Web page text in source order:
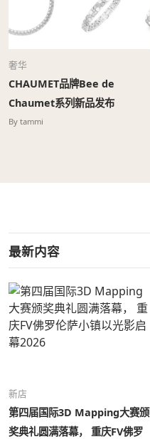
奢华
CHAUMET品牌Bee de
Chaumet系列新品发布
By tammi
最新内容
新店
第四届国际3D Mapping大赛颁
奖典礼圆满落幕， 重庆FV佛罗